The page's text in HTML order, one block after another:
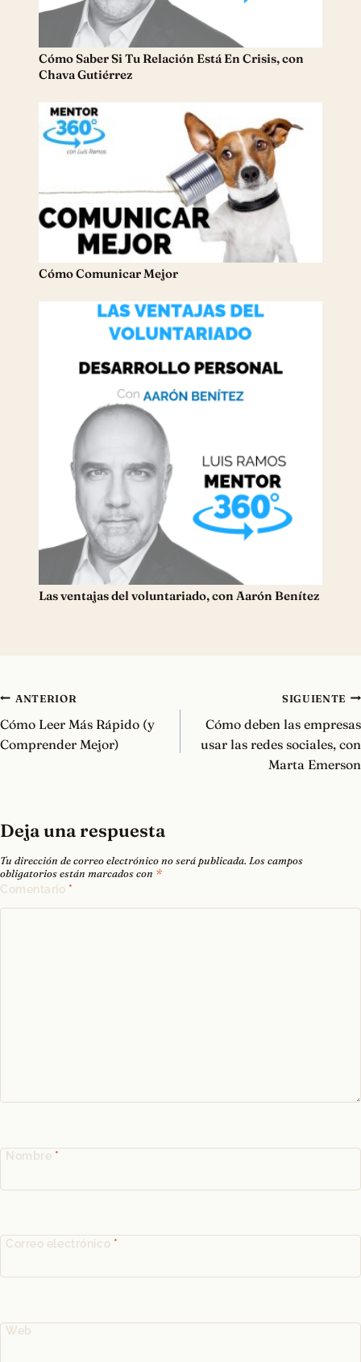
Cómo Saber Si Tu Relación Está En Crisis, con
Chava Gutiérrez
Cómo Comunicar Mejor
Las ventajas del voluntariado, con Aarón Benítez
Navegación
de
entradas
ANTERIOR
Cómo Leer Más Rápido (y
Comprender Mejor)
SIGUIENTE
Cómo deben las empresas
usar las redes sociales, con
Marta Emerson
Deja una respuesta
Tu dirección de correo electrónico no será publicada. Los campos
obligatorios están marcados con *
Comentario *
Nombre *
Correo electrónico *
Web